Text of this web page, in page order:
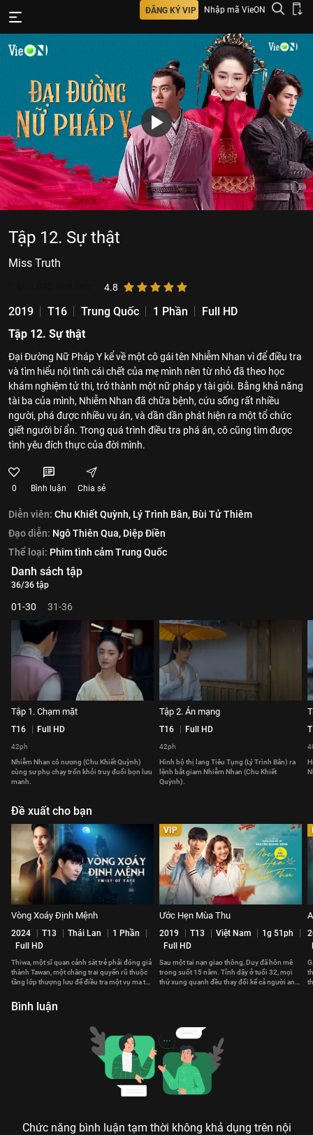
ĐĂNG KÝ VIP Nhập mã VieON
Tập 12. Sự thật
Miss Truth
4.8
2019 T16 Trung Quốc 1 Phần
Full HD
Tập 12. Sự thật
Đại Đường Nữ Pháp Y kể về một cô gái tên Nhiễm Nhan vì để điều tra
và tìm hiểu nội tình cái chết của mẹ mình nên từ nhỏ đã theo học
khám nghiệm tử thi, trở thành một nữ pháp y tài giỏi. Bằng khả năng
tài ba của mình, Nhiễm Nhan đã chữa bệnh, cứu sống rất nhiều
người, phá được nhiều vụ án, và dần dần phát hiện ra một tổ chức
giết người bí ẩn. Trong quá trình điều tra phá án, cô cũng tìm được
tình yêu đích thực của đời mình.
0 Bình luận Chia sẻ
Diễn viên: Chu Khiết Quỳnh, Lý Trình Bân, Bùi Tử Thiêm
Đạo diễn: Ngô Thiên Qua, Diệp Điền
Thể loại: Phim tình cảm Trung Quốc
Danh sách tập
36/36 tập
01-30 31-36
Tập 1. Chạm mặt
T16 Full HD
42ph
Nhiễm Nhan cô nương (Chu Khiết Quỳnh)
cùng sư phụ chạy trốn khỏi truy đuổi bọn lưu
manh.
Tập 2. Án mạng
T16 Full HD
42ph
Hình bộ thị lang Tiêu Tụng (Lý Trình Bân) ra
lệnh bắt giam Nhiễm Nhan (Chu Khiết
Quỳnh).
Đề xuất cho bạn
Vòng Xoáy Định Mệnh
2024 T13 Thái Lan
1 Phần
Full HD
Thiwa, một sĩ quan cảnh sát trẻ phải đóng giả
thành Tawan, một chàng trai quyến rũ thuộc
tầng lớp thượng lưu để điều tra một vụ ma túy
VIP
Ước Hẹn Mùa Thu
2019 T13 Việt Nam
1g 51ph
Full HD
Sau một tai nạn giao thông, Duy đã hôn mê
trong suốt 15 năm. Tỉnh dậy ở tuổi 32, mọi
thứ xung quanh đều thay đổi kể cả người anh
Bình luận
Chức năng bình luận tạm thời không khả dụng trên nội